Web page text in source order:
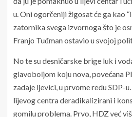
u. Oni ogorčeniji žigosat će ga kao
zatornika svega izvornoga što je
Franjo Tuđman ostavio u svojoj
No te su desničarske brige luk i
glavoboljom koju nova, povećana
zadaje ljevici, u prvome redu SDP-
lijevog centra deradikalizirani i
gomilu problema. Prvo, HDZ već